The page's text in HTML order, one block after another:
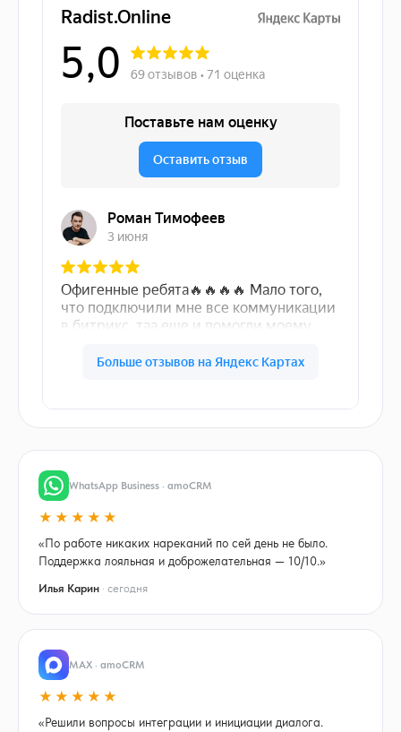
WhatsApp Business · amoCRM
★★★★★
«По работе никаких нареканий по сей день не было.
Поддержка лояльная и доброжелательная — 10/10.»
Илья Карин · сегодня
MAX · amoCRM
★★★★★
«Решили вопросы интеграции и инициации диалога.